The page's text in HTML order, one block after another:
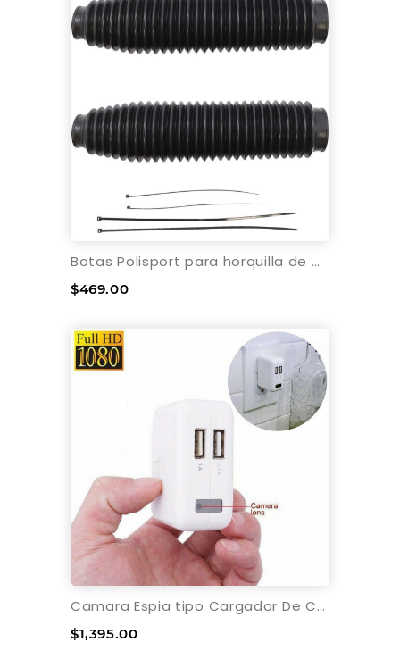
Botas Polisport para horquilla de moto - 350 x 43 mm
$469.00
Camara Espia tipo Cargador De Celular
$1,395.00